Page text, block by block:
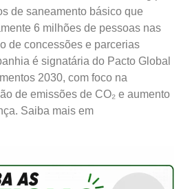
de saneamento básico que
6 milhões de pessoas nas
de concessões e parcerias
é signatária do Pacto Global
2030, com foco na
de emissões de CO₂ e aumento
Saiba mais em